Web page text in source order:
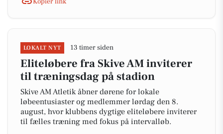
LOKALT NYT 13 timer siden
Eliteløbere fra Skive AM inviterer
til træningsdag på stadion
Skive AM Atletik åbner dørene for lokale
løbeentusiaster og medlemmer lørdag den 8.
august, hvor klubbens dygtige eliteløbere inviterer
til fælles træning med fokus på intervalløb.